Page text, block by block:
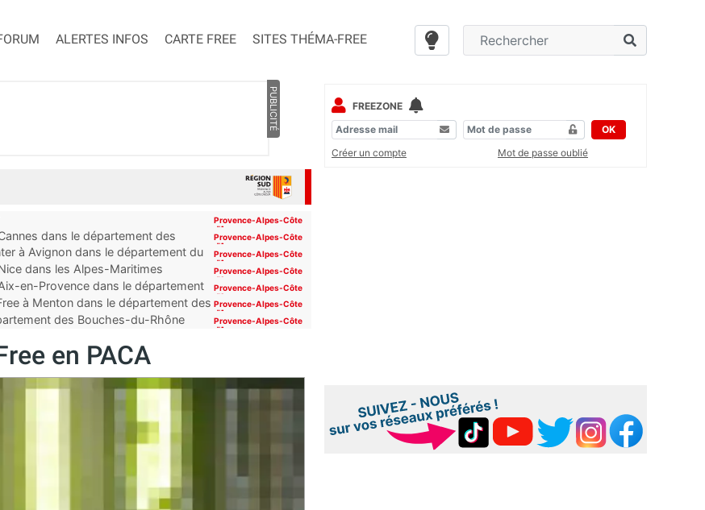
ALERTES INFOS CARTE FREE SITES THÉMA-FREE
PUBLICITÉ
Provence-Alpes-Côte
d'Azur
dans le département des
Provence-Alpes-Côte
d'Azur
à Avignon dans le département du
Provence-Alpes-Côte
d'Azur
dans les Alpes-Maritimes
Provence-Alpes-Côte
d'Azur
en-Provence dans le département
Provence-Alpes-Côte
d'Azur
à Menton dans le département des Provence-Alpes-Côte
d'Azur
des Bouches-du-Rhône
Provence-Alpes-Côte
d'Azur
en PACA
FREEZONE
OK
Créer un compte
Mot de passe oublié